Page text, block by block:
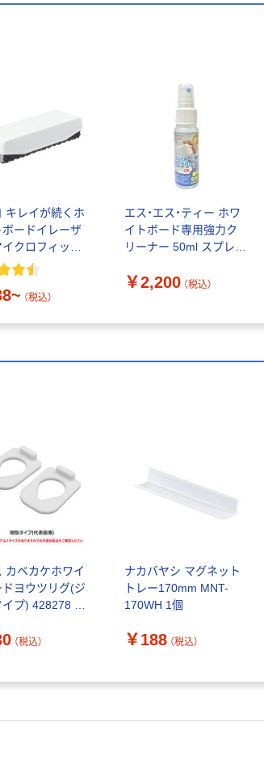
キレイが続くホ
ボードイレーザ
クロフィット
（税込）
エス・エス・ティー ホワ
イトボード専用強力ク
リーナー 50ml スプレー
送品）
￥2,200 （税込）
カベカケホワイ
ドヨウツリグ(ジ
イプ) 428278 1
（税込）
ナカバヤシ マグネット
トレー170mm MNT-
170WH 1個
￥188 （税込）